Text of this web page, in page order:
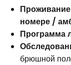
номере /
Программа
брюшной